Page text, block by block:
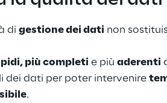
di gestione dei dati non
più completi e più aderenti
dei dati per poter intervenire
.